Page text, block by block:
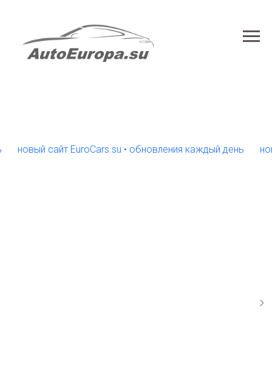
сайт EuroCars.su • обновления каждый день новый